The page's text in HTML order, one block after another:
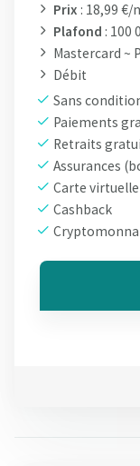
Prix : 18,99 €/
Plafond : 100
Mastercard ~
Débit
Sans
Paiements
Retraits
Assurances
Carte virtuelle
Cashback